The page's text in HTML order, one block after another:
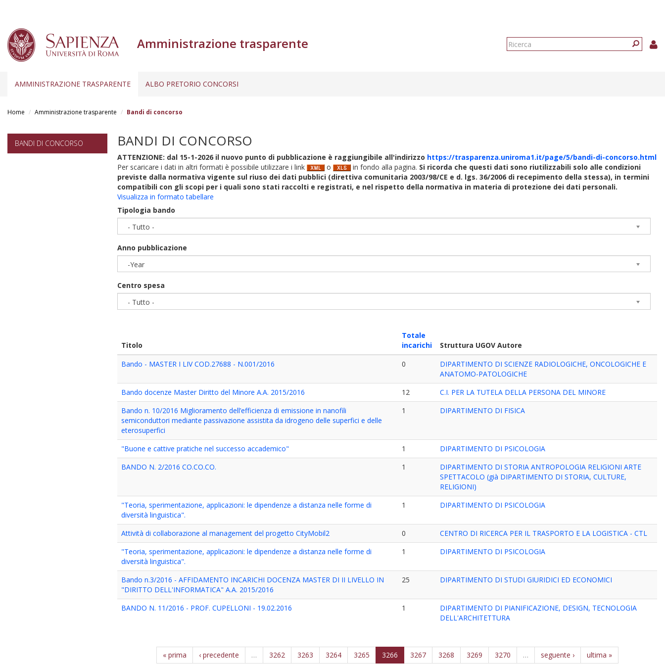
Amministrazione trasparente
Form
AMMINISTRAZIONE TRASPARENTE ALBO PRETORIO CONCORSI
Home Amministrazione trasparente Bandi di concorso
BANDI DI CONCORSO BANDI DI CONCORSO
ATTENZIONE: dal 15-1-2026 il nuovo punto di pubblicazione è raggiungibile all'indirizzo https://trasparenza.uniroma1.it/page/5/bandi-di-concorso.html
Per scaricare i dati in altri formati è possibile utilizzare i link
o in fondo alla pagina. Si ricorda che questi dati sono riutilizzabili solo alle condizioni
previste dalla normativa vigente sul riuso dei dati pubblici (direttiva comunitaria 2003/98/CE e d. lgs. 36/2006 di recepimento della stessa), in termini
compatibili con gli scopi per i quali sono stati raccolti e registrati, e nel rispetto della normativa in materia di protezione dei dati personali.
Visualizza in formato tabellare
Tipologia bando
- Tutto -
Anno pubblicazione
-Year
Centro spesa
- Tutto -
Titolo
Totale
incarichi
Struttura UGOV Autore
Bando - MASTER I LIV COD.27688 - N.001/2016
0
DIPARTIMENTO DI SCIENZE RADIOLOGICHE, ONCOLOGICHE E
ANATOMO-PATOLOGICHE
Bando docenze Master Diritto del Minore A.A. 2015/2016
12
C.I. PER LA TUTELA DELLA PERSONA DEL MINORE
Bando n. 10/2016 Miglioramento dell’efficienza di emissione in nanofili
semiconduttori mediante passivazione assistita da idrogeno delle superfici e delle
eterosuperfici
1 DIPARTIMENTO DI FISICA
"Buone e cattive pratiche nel successo accademico" 1
DIPARTIMENTO DI PSICOLOGIA
BANDO N. 2/2016 CO.CO.CO.
1
DIPARTIMENTO DI STORIA ANTROPOLOGIA RELIGIONI ARTE
SPETTACOLO (già DIPARTIMENTO DI STORIA, CULTURE,
RELIGIONI)
"Teoria, sperimentazione, applicazioni: le dipendenze a distanza nelle forme di
diversità linguistica".
1 DIPARTIMENTO DI PSICOLOGIA
Attività di collaborazione al management del progetto CityMobil2 0
CENTRO DI RICERCA PER IL TRASPORTO E LA LOGISTICA - CTL
"Teoria, sperimentazione, applicazioni: le dipendenze a distanza nelle forme di
diversità linguistica".
1 DIPARTIMENTO DI PSICOLOGIA
Bando n.3/2016 - AFFIDAMENTO INCARICHI DOCENZA MASTER DI II LIVELLO IN
"DIRITTO DELL'INFORMATICA" A.A. 2015/2016
25 DIPARTIMENTO DI STUDI GIURIDICI ED ECONOMICI
BANDO N. 11/2016 - PROF. CUPELLONI - 19.02.2016 1
DIPARTIMENTO DI PIANIFICAZIONE, DESIGN, TECNOLOGIA
DELL'ARCHITETTURA
« prima ‹ precedente … 3262 3263 3264 3265 3266 3267 3268 3269 3270 … seguente › ultima »